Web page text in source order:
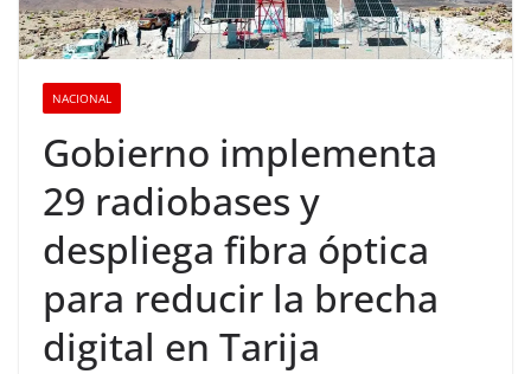
NACIONAL
Gobierno implementa
29 radiobases y
despliega fibra óptica
para reducir la brecha
digital en Tarija